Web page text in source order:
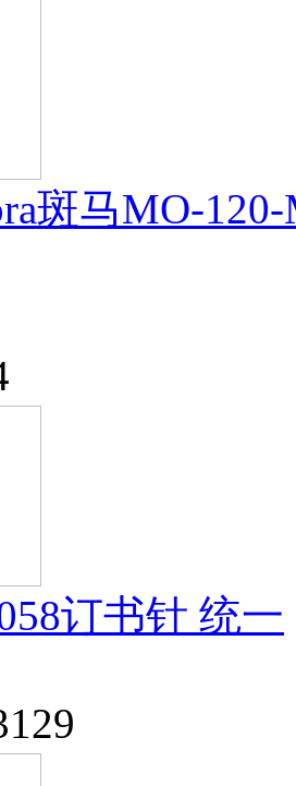
斑马MO-
订书针 统一